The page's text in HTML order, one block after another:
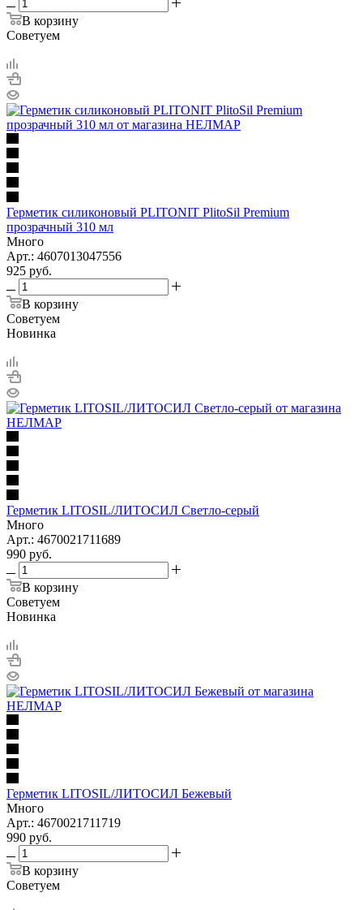
В корзину
Советуем
Герметик силиконовый PLITONIT PlitoSil Premium
прозрачный 310 мл
Много
Арт.: 4607013047556
925 руб.
В корзину
Советуем
Новинка
Герметик LITOSIL/ЛИТОСИЛ Светло-серый
Много
Арт.: 4670021711689
990 руб.
В корзину
Советуем
Новинка
Герметик LITOSIL/ЛИТОСИЛ Бежевый
Много
Арт.: 4670021711719
990 руб.
В корзину
Советуем